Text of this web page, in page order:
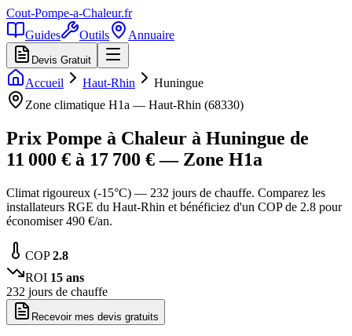
Cout-Pompe-a-Chaleur.fr
Guides
Outils Annuaire
Devis Gratuit
Accueil Haut-Rhin
Huningue
Zone climatique H1a — Haut-Rhin (68330)
Prix Pompe à Chaleur à Huningue de
11 000 € à 17 700 € — Zone H1a
Climat rigoureux (-15°C) — 232 jours de chauffe. Comparez les
installateurs RGE du Haut-Rhin et bénéficiez d'un COP de 2.8 pour
économiser 490 €/an.
COP2.8
ROI 15 ans
232 jours de chauffe
Recevoir mes devis gratuits